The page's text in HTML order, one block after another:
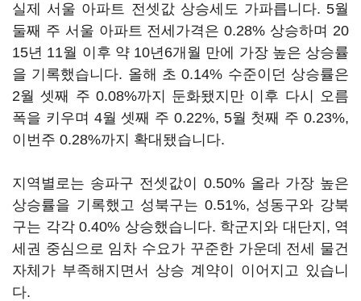
실제 서울 아파트 전셋값 상승세도 가파릅니다. 5월
둘째 주 서울 아파트 전세가격은 0.28% 상승하며 20
15년 11월 이후 약 10년6개월 만에 가장 높은 상승률
을 기록했습니다. 올해 초 0.14% 수준이던 상승률은
2월 셋째 주 0.08%까지 둔화됐지만 이후 다시 오름
폭을 키우며 4월 셋째 주 0.22%, 5월 첫째 주 0.23%,
이번주 0.28%까지 확대됐습니다.
지역별로는 송파구 전셋값이 0.50% 올라 가장 높은
상승률을 기록했고 성북구는 0.51%, 성동구와 강북
구는 각각 0.40% 상승했습니다. 학군지와 대단지, 역
세권 중심으로 임차 수요가 꾸준한 가운데 전세 물건
자체가 부족해지면서 상승 계약이 이어지고 있습니
다.